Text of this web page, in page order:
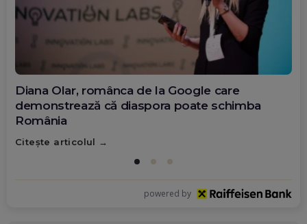
Diana Olar, românca de la Google care
demonstrează că diaspora poate schimba
România
Citește articolul
powered by